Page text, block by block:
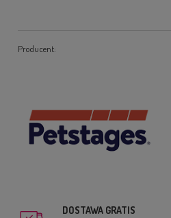
Producent:
DOSTAWA GRATIS